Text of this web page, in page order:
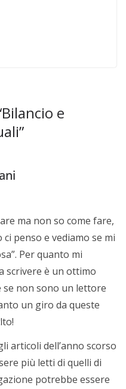
Bilancio e
”
ma non so come fare,
penso e vediamo se mi
Per quanto mi
scrivere è un ottimo
se non sono un lettore
un giro da queste
articoli dell’anno scorso
più letti di quelli di
potrebbe essere